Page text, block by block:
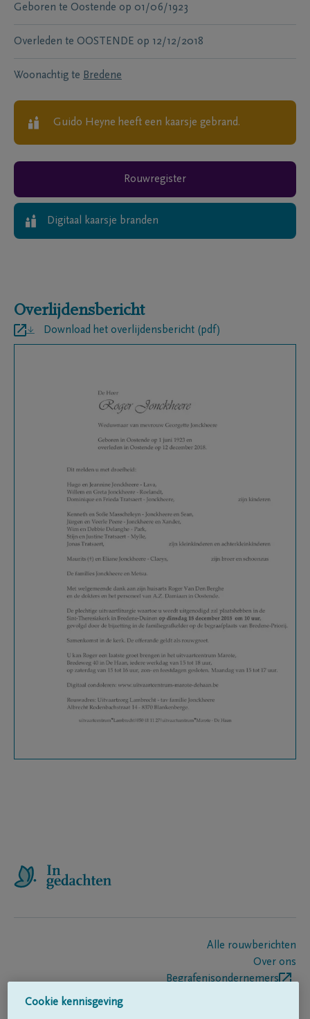
Geboren te Oostende op 01/06/1923
Overleden te OOSTENDE op 12/12/2018
Woonachtig te Bredene
Guido Heyne heeft een kaarsje gebrand.
Rouwregister
Digitaal kaarsje branden
Overlijdensbericht
Download het overlijdensbericht (pdf)
Alle rouwberichten
Over ons
Begrafenisondernemers
Cookie kennisgeving